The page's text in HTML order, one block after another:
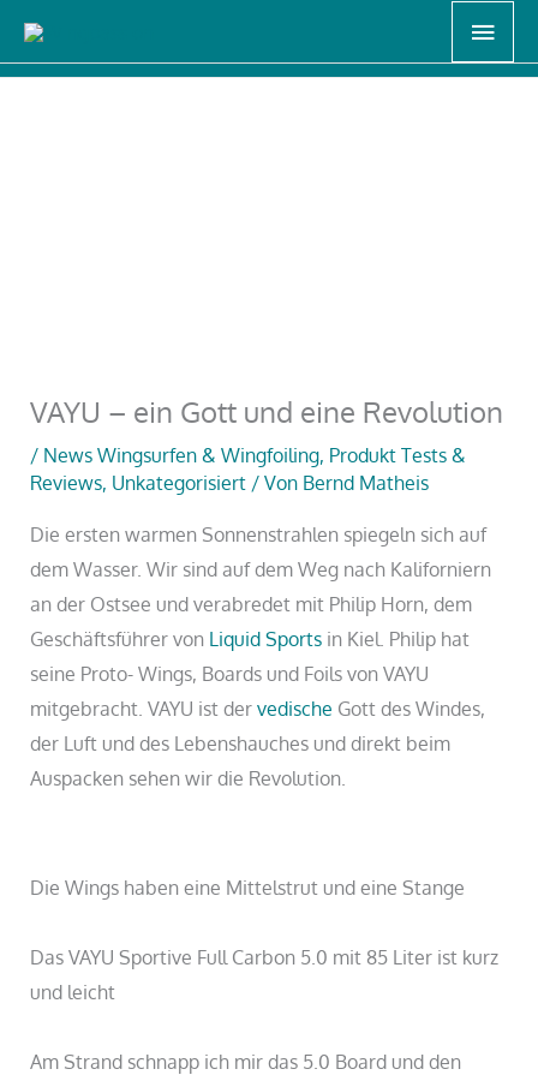
Start
VAYU – ein Gott und eine Revolution
/ News Wingsurfen & Wingfoiling, Produkt Tests &
Reviews, Unkategorisiert / Von Bernd Matheis
Die ersten warmen Sonnenstrahlen spiegeln sich auf
dem Wasser. Wir sind auf dem Weg nach Kaliforniern
an der Ostsee und verabredet mit Philip Horn, dem
Geschäftsführer von Liquid Sports in Kiel. Philip hat
seine Proto- Wings, Boards und Foils von VAYU
mitgebracht. VAYU ist dervedische Gott des Windes,
der Luft und des Lebenshauches und direkt beim
Auspacken sehen wir die Revolution.
Die Wings haben eine Mittelstrut und eine Stange
Das VAYU Sportive Full Carbon 5.0 mit 85 Liter ist kurz
und leicht
Am Strand schnapp ich mir das 5.0 Board und den